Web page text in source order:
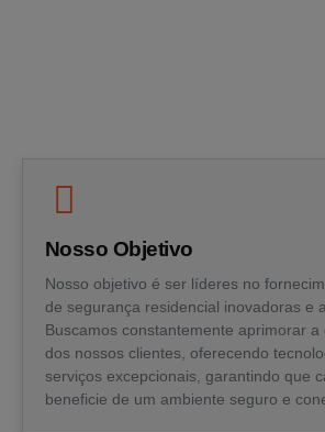
Nosso Objetivo
Nosso objetivo é ser líderes no
de segurança residencial inovadoras e
Buscamos constantemente aprimorar a
dos nossos clientes, oferecendo
serviços excepcionais, garantindo que
beneficie de um ambiente seguro e